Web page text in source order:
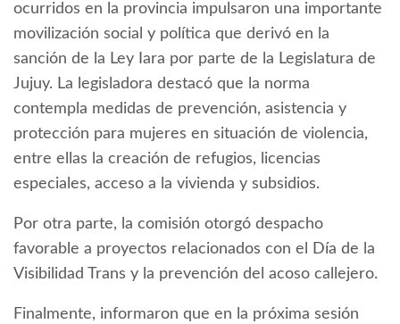
ocurridos en la provincia impulsaron una importante
movilización social y política que derivó en la
sanción de la Ley Iara por parte de la Legislatura de
Jujuy. La legisladora destacó que la norma
contempla medidas de prevención, asistencia y
protección para mujeres en situación de violencia,
entre ellas la creación de refugios, licencias
especiales, acceso a la vivienda y subsidios.
Por otra parte, la comisión otorgó despacho
favorable a proyectos relacionados con el Día de la
Visibilidad Trans y la prevención del acoso callejero.
Finalmente, informaron que en la próxima sesión